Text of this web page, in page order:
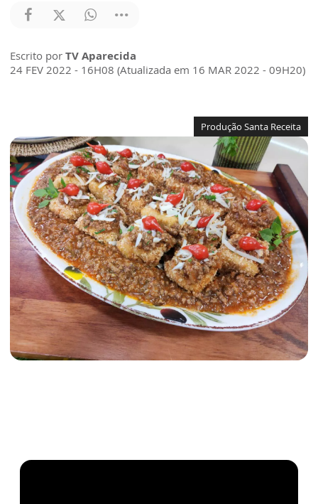
Escrito por TV Aparecida
24 FEV 2022 - 16H08 (Atualizada em 16 MAR 2022 - 09H20)
Produção Santa Receita